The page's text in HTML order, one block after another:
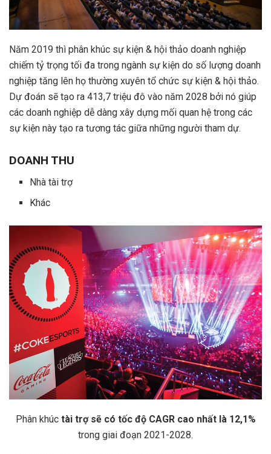
Năm 2019 thì phân khúc sự kiện & hội thảo doanh nghiệp
chiếm tỷ trọng tối đa trong ngành sự kiện do số lượng doanh
nghiệp tăng lên họ thường xuyên tổ chức sự kiện & hội thảo.
Dự đoán sẽ tạo ra 413,7 triệu đô vào năm 2028 bởi nó giúp
các doanh nghiệp dễ dàng xây dựng mối quan hệ trong các
sự kiện này tạo ra tương tác giữa những người tham dự.
DOANH THU
Nhà tài trợ
Khác
Phân khúc tài trợ sẽ có tốc độ CAGR cao nhất là 12,1%
trong giai đoạn 2021-2028.